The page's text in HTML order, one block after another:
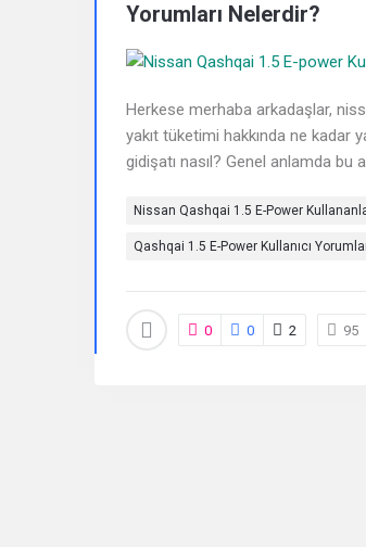
Deneyimleri
En
sonuncu
Yorumları Nelerdir?
Herkese merhaba arkadaşlar,
yakıt tüketimi hakkında ne kadar
gidişatı nasıl? Genel anlamda bu
Nissan Qashqai 1.5 E-Power
Qashqai 1.5 E-Power Kullanıcı
0 0 2 95